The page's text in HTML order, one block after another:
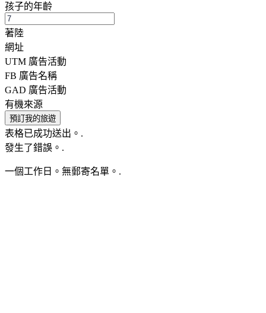
孩子的年齡
著陸
網址
UTM 廣告活動
FB 廣告名稱
GAD 廣告活動
有機來源
預訂我的旅遊
表格已成功送出。.
發生了錯誤。.
一個工作日。無郵寄名單。.